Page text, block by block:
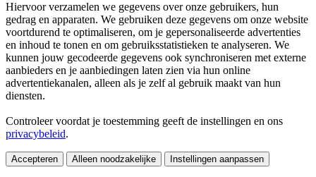
Hiervoor verzamelen we gegevens over onze gebruikers, hun
gedrag en apparaten. We gebruiken deze gegevens om onze website
voortdurend te optimaliseren, om je gepersonaliseerde advertenties
en inhoud te tonen en om gebruiksstatistieken te analyseren. We
kunnen jouw gecodeerde gegevens ook synchroniseren met externe
aanbieders en je aanbiedingen laten zien via hun online
advertentiekanalen, alleen als je zelf al gebruik maakt van hun
diensten.
Controleer voordat je toestemming geeft de instellingen en ons
privacybeleid.
Accepteren Alleen noodzakelijke Instellingen aanpassen